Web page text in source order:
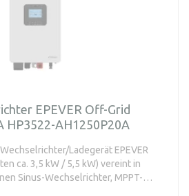
EPEVER Off-Grid
HP3522-AH1250P20A
Ladegerät EPEVER
ca. 3,5 kW / 5,5 kW) vereint in
Sinus-Wechselrichter, MPPT-